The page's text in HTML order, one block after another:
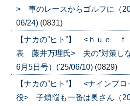
> 車のレースからゴルフに（
06/24) (0831)
【ナカの”ヒト”】 <ｈｕｅ
表 藤井万理氏> 夫の”対策し
6月5日号）('25/06/10) (0829)
【ナカの”ヒト”】 <ナインブ
役> 子煩悩も一番は奥さん（